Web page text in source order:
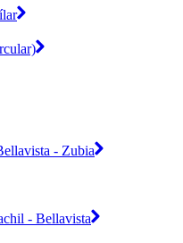
- Zubia
- Bellavista